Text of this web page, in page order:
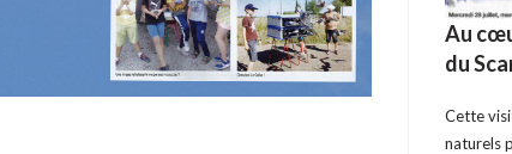
Au
du
Cette
naturels